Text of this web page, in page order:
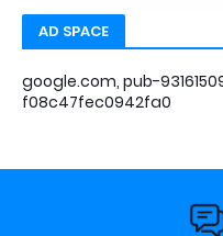
AD SPACE
google.com, pub-
f08c47fec0942fa0